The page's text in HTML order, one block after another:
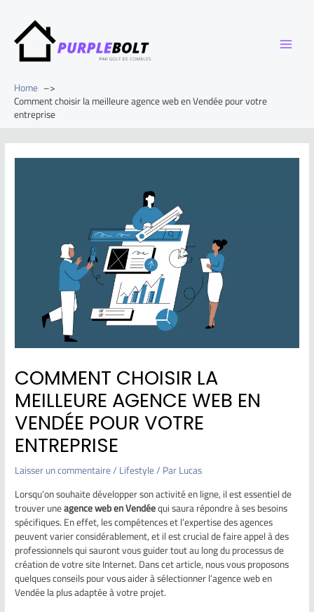
Home
Comment choisir la meilleure agence web en Vendée pour votre
entreprise
COMMENT CHOISIR LA
MEILLEURE AGENCE WEB EN
VENDÉE POUR VOTRE
ENTREPRISE
Laisser un commentaire/Lifestyle/ ParLucas
Lorsqu’on souhaite développer son activité en ligne, il est essentiel de
trouver uneagence web en Vendéequi saura répondre à ses besoins
spécifiques. En effet, les compétences et l’expertise des agences
peuvent varier considérablement, et il est crucial de faire appel à des
professionnels qui sauront vous guider tout au long du processus de
création de votre site Internet. Dans cet article, nous vous proposons
quelques conseils pour vous aider à sélectionner l’agence web en
Vendée la plus adaptée à votre projet.